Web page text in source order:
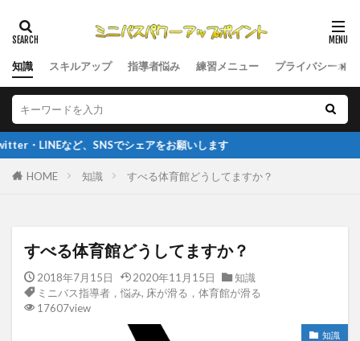
知識 スキルアップ 指導者悩み 練習メニュー プライバシーポ
でシェアをお願いします
HOME 知識 すべる体育館どうしてますか？
すべる体育館どうしてますか？
2018年7月15日 2020年11月15日
知識
ミニバス指導者，悩み, 床が滑る，体育館が滑る
17607view
知識